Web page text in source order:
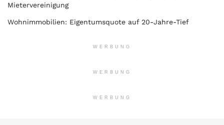
Mietervereinigung
Wohnimmobilien: Eigentumsquote auf 20-Jahre-Tief
WERBUNG
WERBUNG
WERBUNG